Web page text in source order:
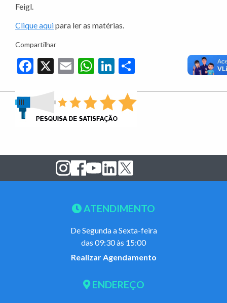
Feigl.
Clique aquipara ler as matérias.
Compartilhar
Facebook
X EmailWhatsApp
LinkedIn
ATENDIMENTO
De Segunda a Sexta-feira
das 09:30 às 15:00
Realizar Agendamento
ENDEREÇO